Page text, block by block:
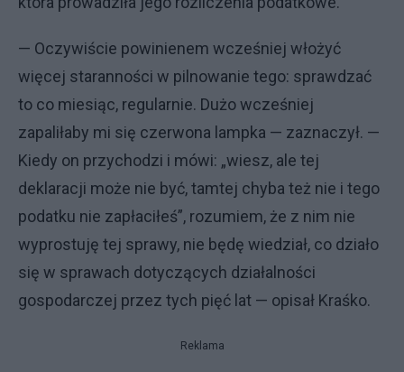
— Oczywiście powinienem wcześniej włożyć
więcej staranności w pilnowanie tego: sprawdzać
to co miesiąc, regularnie. Dużo wcześniej
zapaliłaby mi się czerwona lampka — zaznaczył. —
Kiedy on przychodzi i mówi: „wiesz, ale tej
deklaracji może nie być, tamtej chyba też nie i tego
podatku nie zapłaciłeś”, rozumiem, że z nim nie
wyprostuję tej sprawy, nie będę wiedział, co działo
się w sprawach dotyczących działalności
gospodarczej przez tych pięć lat — opisał Kraśko.
Reklama